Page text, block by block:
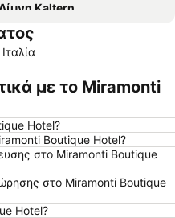
Λίμνη Kaltern
a prima vista
με το Miramonti
Hotel?
Boutique Hotel?
στο Miramonti Boutique
στο Miramonti Boutique
Hotel?